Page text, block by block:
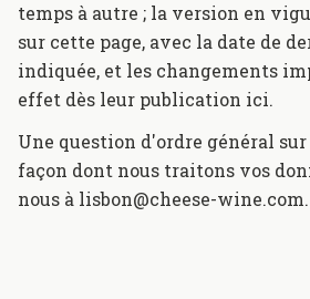
temps à autre ; la version en
sur cette page, avec la date de
indiquée, et les changements
effet dès leur publication ici.
Une question d'ordre général
façon dont nous traitons vos
nous à lisbon@cheese-wine.com.